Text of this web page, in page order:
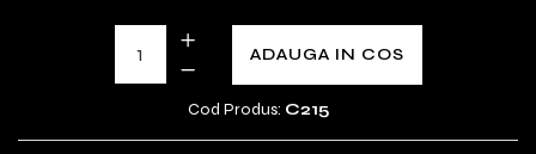
ADAUGA IN COS
Cod Produs: C215